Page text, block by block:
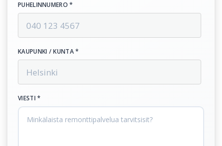
PUHELINNUMERO *
KAUPUNKI / KUNTA *
VIESTI *